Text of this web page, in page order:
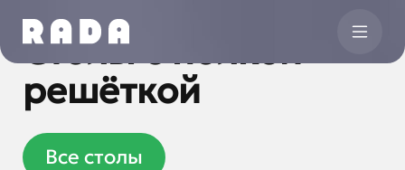
Столы с полкой-
решёткой
Все столы